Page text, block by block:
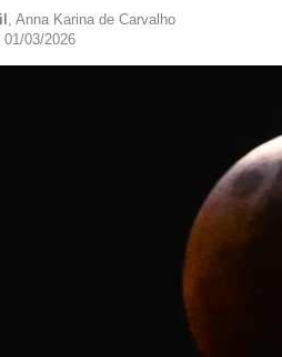
, Anna Karina de Carvalho
01/03/2026